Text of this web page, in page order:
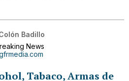
Badillo
News
Tabaco, Armas de